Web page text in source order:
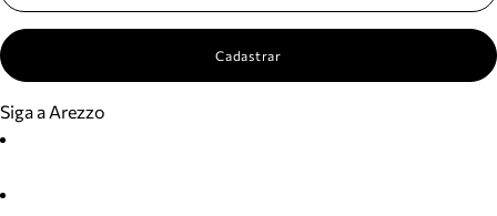
Cadastrar
Siga a Arezzo